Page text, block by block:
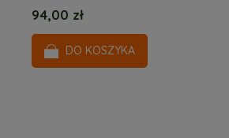
94,00 zł
DO KOSZYKA